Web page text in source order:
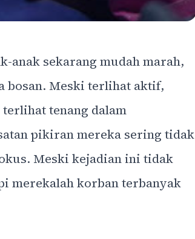
anak sekarang mudah marah,
bosan. Meski terlihat aktif,
tenang dalam
pikiran mereka sering tidak
Meski kejadian ini tidak
merekalah korban terbanyak